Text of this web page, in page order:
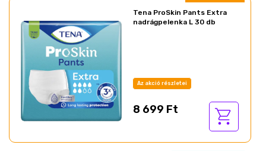
Tena ProSkin Pants Extra
nadrágpelenka L 30 db
Az akció részletei
8 699 Ft